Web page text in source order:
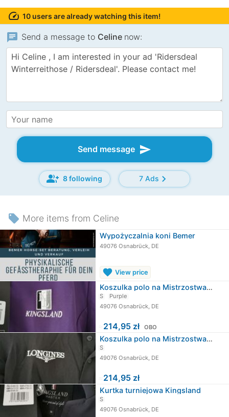
speed 10 users are already watching this item!
chat Send a message to Celine now:
Send message send
group_add 8 following 7 Adschevron_right
local_offer More items from Celine
Wypożyczalnia koni Bemer
49076 Osnabrück, DE
favorite View price
Koszulka polo na Mistrzostwa Europy…
S
Purple
49076 Osnabrück, DE
214,95 zł OBO
Koszulka polo na Mistrzostwa Europy…
S
49076 Osnabrück, DE
214,95 zł
Kurtka turniejowa Kingsland
S
49076 Osnabrück, DE